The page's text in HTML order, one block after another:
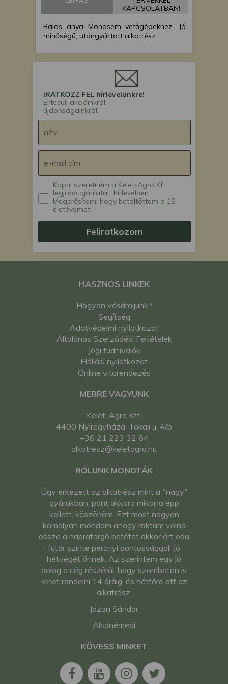
KAPCSOLATBAN!
Balos anya Monosem vetőgépekhez. Jó
minőségű, utángyártott alkatrész.
IRATKOZZ FEL hírlevelünkre!
Értesülj akcióinkról,
újdonságainkról.
Kapni szeretném a Kelet-Agro Kft.
legjobb ajánlatait hírlevélben.
Megerősítem, hogy betöltöttem a 16.
életévemet.
Feliratkozom
HASZNOS LINKEK
Hogyan vásároljunk?
Segítség
Adatvédelmi nyilatkozat
Általános Szerződési Feltételek
Jogi tudnivalók
Elállási nyilatkozat
Online vitarendezés
MERRE VAGYUNK
Kelet-Agro Kft.
4400 Nyíregyháza, Tokaji u. 4/b
+36 21 223 32 64
alkatresz@keletagro.hu
RÓLUNK MONDTÁK
Úgy érkezett az alkatrész mint a "nagy"
gyárakban, pont akkora mikorra épp
kellett, köszönöm. Ezt most nagyon
komolyan mondom ahogy raktam volna
össze a napraforgó betétet akkor ért oda
futár szinte percnyi pontossággal. Jó
hétvégét önnek. Az szerintem egy jó
dolog a cég részéről, hogy szombaton is
lehet rendelni 14 óráig, és hétfőre ott az
alkatrész.
Józan Sándor
Alsónémedi
KÖVESS MINKET